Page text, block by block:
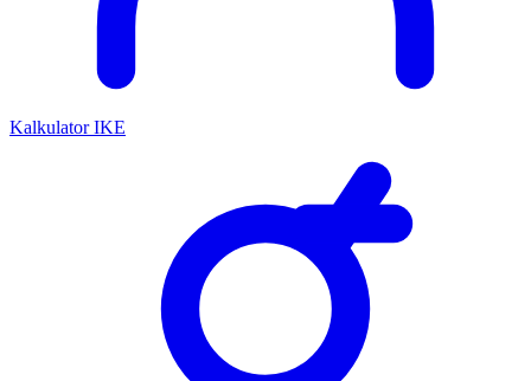
Kalkulator IKE